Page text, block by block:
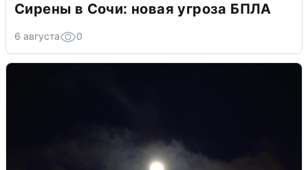
Сирены в Сочи: новая угроза БПЛА
6 августа 0